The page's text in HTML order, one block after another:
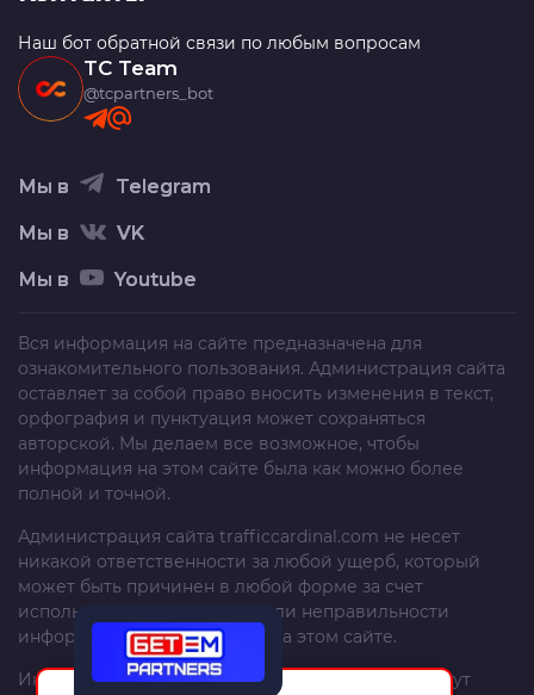
Наш бот обратной связи по любым вопросам
TC Team
@tcpartners_bot
Мы в Telegram
Мы в VK
Мы в Youtube
Вся информация на сайте предназначена для
ознакомительного пользования. Администрация сайта
оставляет за собой право вносить изменения в текст,
орфография и пунктуация может сохраняться
авторской. Мы делаем все возможное, чтобы
информация на этом сайте была как можно более
полной и точной.
Администрация сайта trafficcardinal.com не несет
никакой ответственности за любой ущерб, который
может быть причинен в любой форме за счет
использования, неполноты или неправильности
информации, размещенной на этом сайте.
Информация и рекомендации на этом сайте могут